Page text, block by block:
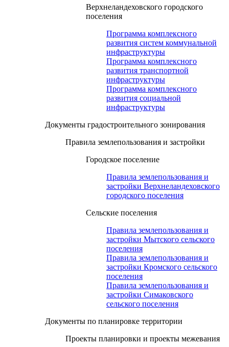
Верхнеландеховского городского
поселения
Программа комплексного
развития систем коммунальной
инфраструктуры
Программа комплексного
развития транспортной
инфраструктуры
Программа комплексного
развития социальной
инфраструктуры
Документы градостроительного зонирования
Правила землепользования и застройки
Городское поселение
Правила землепользования и
застройки Верхнеландеховского
городского поселения
Сельские поселения
Правила землепользования и
застройки Мытского сельского
поселения
Правила землепользования и
застройки Кромского сельского
поселения
Правила землепользования и
застройки Симаковского
сельского поселения
Документы по планировке территории
Проекты планировки и проекты межевания